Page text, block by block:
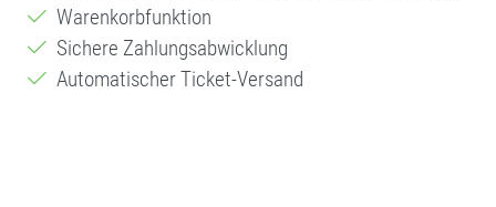
Warenkorbfunktion
Sichere Zahlungsabwicklung
Automatischer Ticket-Versand